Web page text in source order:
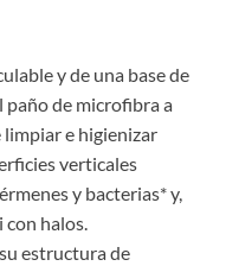
y de una base de
paño de microfibra a
limpiar e higienizar
verticales
y bacterias* y,
con halos.
estructura de